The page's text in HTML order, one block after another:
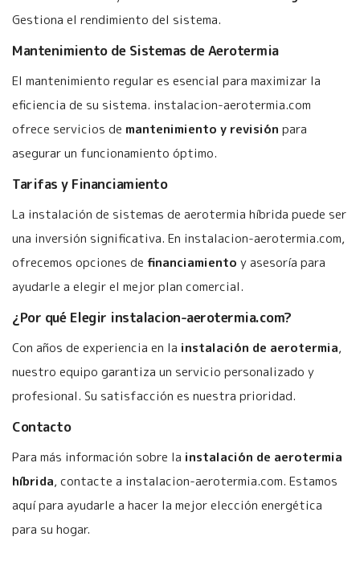
Gestiona el rendimiento del sistema.
Mantenimiento de Sistemas de Aerotermia
El mantenimiento regular es esencial para maximizar la
eficiencia de su sistema. instalacion-aerotermia.com
ofrece servicios de mantenimiento y revisión para
asegurar un funcionamiento óptimo.
Tarifas y Financiamiento
La instalación de sistemas de aerotermia híbrida puede ser
una inversión significativa. En instalacion-aerotermia.com,
ofrecemos opciones de financiamiento y asesoría para
ayudarle a elegir el mejor plan comercial.
¿Por qué Elegir instalacion-aerotermia.com?
Con años de experiencia en la instalación de aerotermia,
nuestro equipo garantiza un servicio personalizado y
profesional. Su satisfacción es nuestra prioridad.
Contacto
Para más información sobre la instalación de aerotermia
híbrida, contacte a instalacion-aerotermia.com. Estamos
aquí para ayudarle a hacer la mejor elección energética
para su hogar.